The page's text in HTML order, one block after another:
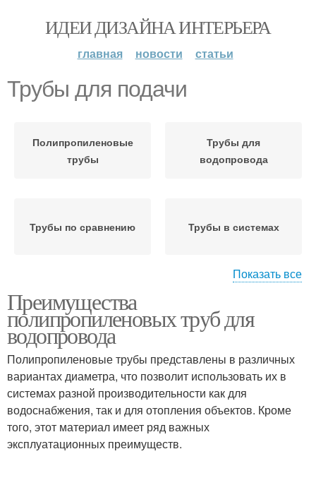
ИДЕИ ДИЗАЙНА ИНТЕРЬЕРА
главная новости статьи
Трубы для подачи
Полипропиленовые
трубы
Трубы для
водопровода
Трубы по сравнению Трубы в системах
Водопроводные трубы
полипропилена
Пластиковые трубы Трубы по гост
Показать все
Преимущества
полипропиленовых труб для
водопровода
Полипропиленовые трубы представлены в различных
вариантах диаметра, что позволит использовать их в
системах разной производительности как для
водоснабжения, так и для отопления объектов. Кроме
того, этот материал имеет ряд важных
эксплуатационных преимуществ.